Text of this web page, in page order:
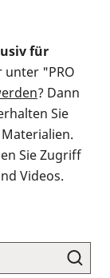
für
unter "PRO
? Dann
Sie
Sie Zugriff
Videos.